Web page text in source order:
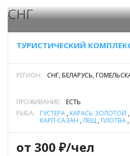
СНГ
ТУРИСТИЧЕСКИЙ
РЕГИОН: СНГ, БЕЛАРУСЬ,
ПРОЖИВАНИЕ:
ЕСТЬ
РЫБА:
ГУСТЕРА , КАРАСЬ ЗОЛОТОЙ ,
КАРП-САЗАН ,ЛЕЩ , ПЛОТВА ,
от 300 ₽/чел